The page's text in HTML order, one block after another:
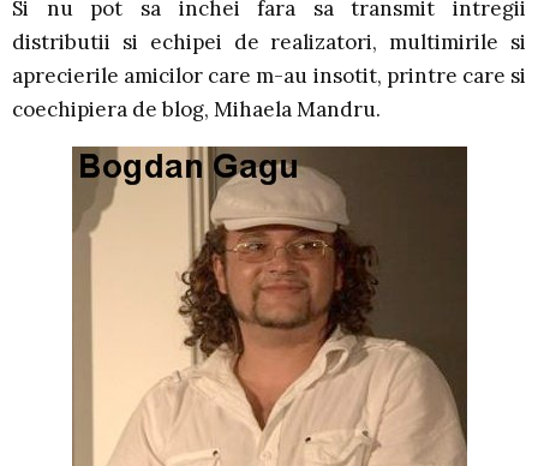
Si nu pot sa inchei fara sa transmit intregii
distributii si echipei de realizatori, multimirile si
aprecierile amicilor care m-au insotit, printre care si
coechipiera de blog, Mihaela Mandru.